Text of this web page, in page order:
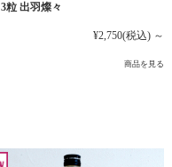
粒 出羽燦々
¥2,750(税込) ～
商品を見る